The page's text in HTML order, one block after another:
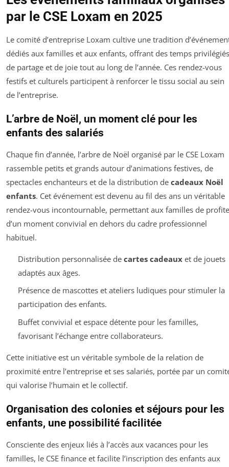
par le CSE Loxam en 2025
Le comité d’entreprise Loxam cultive une tradition
dédiés aux familles et aux enfants, offrant des temps privilégiés
de partage et de joie tout au long de l’année. Ces rendez-vous
festifs et culturels participent à renforcer le tissu social au sein
de l’entreprise.
L’arbre de Noël, un moment clé pour les
enfants des salariés
Chaque fin d’année, l’arbre de Noël organisé par le CSE Loxam
rassemble petits et grands autour d’animations festives, de
spectacles enchanteurs et de la distribution de cadeaux Noël
enfants. Cet événement est devenu au fil des ans un véritable
rendez-vous incontournable, permettant aux familles de
d’un moment convivial en dehors du cadre professionnel
habituel.
Distribution personnalisée de cartes cadeauxet de jouets
adaptés aux âges.
Présence de mascottes et ateliers ludiques pour stimuler la
participation des enfants.
Buffet convivial et espace détente pour les familles,
favorisant l’échange entre collaborateurs.
Cette initiative est un véritable symbole de la relation de
proximité entre l’entreprise et ses salariés, portée par un
qui valorise l’humain et le collectif.
Organisation des colonies et séjours pour les
enfants, une possibilité facilitée
Consciente des enjeux liés à l’accès aux vacances pour les
familles, le CSE finance et facilite l’inscription des enfants aux